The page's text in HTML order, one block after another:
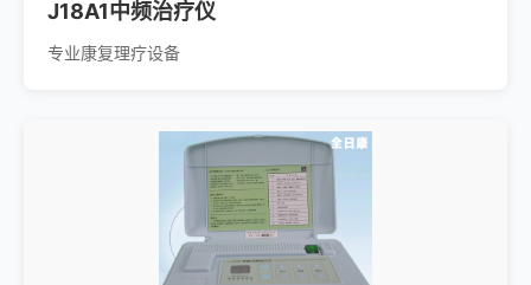
J18A1中频治疗仪
专业康复理疗设备